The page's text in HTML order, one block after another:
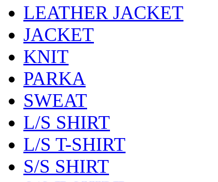
LEATHER JACKET
JACKET
KNIT
PARKA
SWEAT
L/S SHIRT
L/S T-SHIRT
S/S SHIRT